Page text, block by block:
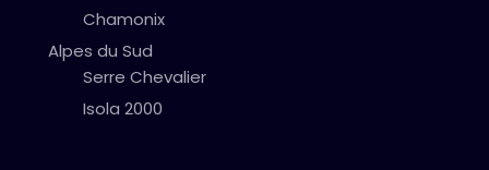
Chamonix
Alpes du Sud
Serre Chevalier
Isola 2000